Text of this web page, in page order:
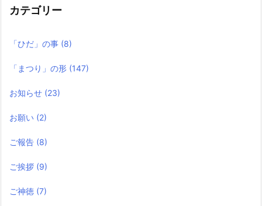
カテゴリー
「ひだ」の事 (8)
「まつり」の形 (147)
お知らせ (23)
お願い (2)
ご報告 (8)
ご挨拶 (9)
ご神徳 (7)